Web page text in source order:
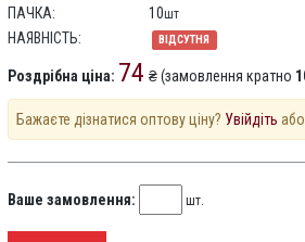
ПАЧКА:
10шт
НАЯВНІСТЬ: ВІДСУТНЯ
Роздрібна ціна: 74 ₴ (замовлення кратно
Бажаєте дізнатися оптову ціну? Увійдіть або
Ваше замовлення: шт.